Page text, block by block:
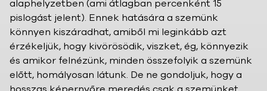
alaphelyzetben (ami átlagban percenként 15
pislogást jelent). Ennek hatására a szemünk
könnyen kiszáradhat, amiből mi leginkább azt
érzékeljük, hogy kivörösödik, viszket, ég, könnyezik
és amikor felnézünk, minden összefolyik a szemünk
előtt, homályosan látunk. De ne gondoljuk, hogy a